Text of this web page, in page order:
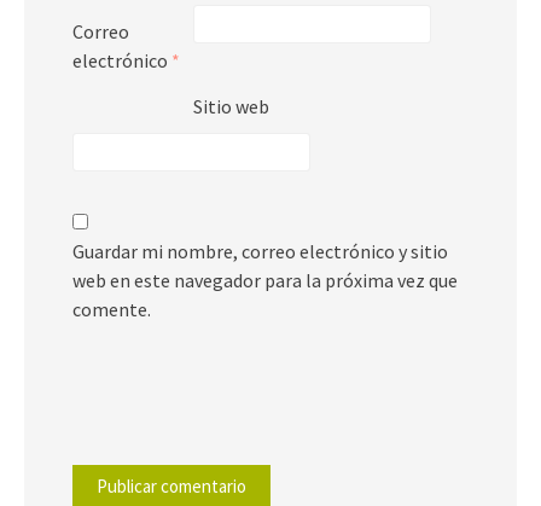
Correo
electrónico *
Sitio web
Guardar mi nombre, correo electrónico y sitio
web en este navegador para la próxima vez que
comente.